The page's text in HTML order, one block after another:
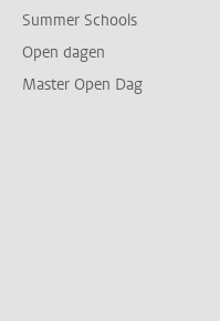
Summer Schools
Open dagen
Master Open Dag